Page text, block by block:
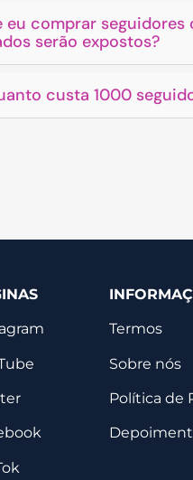
eu comprar
serão expostos?
custa 1000
Termos
Sobre nós
Política de